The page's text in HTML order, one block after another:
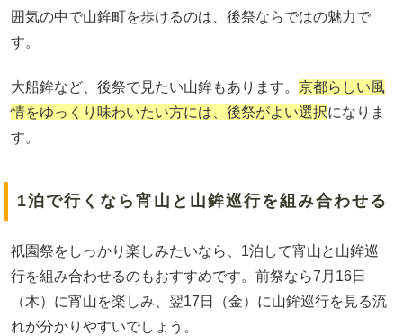
囲気の中で山鉾町を歩けるのは、後祭ならではの魅力で
す。
大船鉾など、後祭で見たい山鉾もあります。 京都らしい風
情をゆっくり味わいたい方には、後祭がよい選択になりま
す。
1泊で行くなら宵山と山鉾巡行を組み合わせる
祇園祭をしっかり楽しみたいなら、1泊して宵山と山鉾巡
行を組み合わせるのもおすすめです。前祭なら7月16日
（木）に宵山を楽しみ、翌17日（金）に山鉾巡行を見る流
れが分かりやすいでしょう。